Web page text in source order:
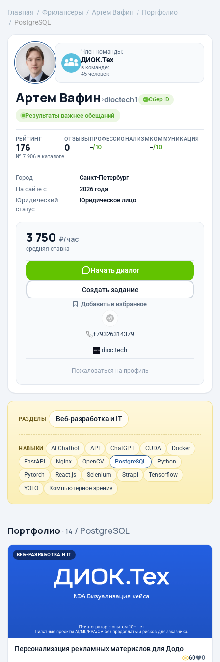
Главная Фрилансеры Артем Вафин
Портфолио
PostgreSQL
Член команды:
ДИОК.Тех
в команде:
45 человек
Артем Вафин›dioctech1 Сбер ID
Результаты важнее обещаний
РЕЙТИНГ
176
№ 7 906 в каталоге
ОТЗЫВЫ
0
ПРОФЕССИОНАЛИЗМ
-/10
КОММУНИКАЦИЯ
-/10
Город
Санкт-Петербург
На сайте с
2026 года
Юридический
статус
Юридическое лицо
3 750 ₽/час
средняя ставка
+79326314379
Начать диалог
dioc.tech
Создать задание
Добавить в избранное
Пожаловаться на профиль
РАЗДЕЛЫ Веб-разработка и IT
НАВЫКИ AI Chatbot API ChatGPT CUDA
Docker
FastAPI
Nginx OpenCV PostgreSQL
Python
Pytorch
React.js Selenium Strapi
Tensorflow
YOLO
Компьютерное зрение
Портфолио · 14 / PostgreSQL
ВЕБ-РАЗРАБОТКА И IT
Персонализация рекламных материалов для Додо
60 0